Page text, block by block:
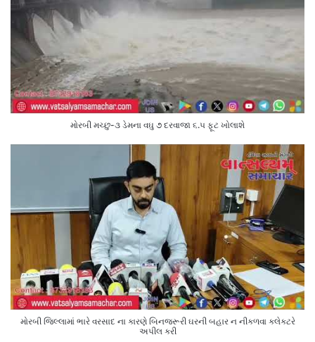
મોરબી મચ્છુ-૩ ડેમના વઘુ ૭ દરવાજા ૬.૫ ફૂટ ખોલાશે
મોરબી જિલ્લામાં ભારે વરસાદ ના કારણે બિનજરૂરી ઘરની બહાર ન નીકળવા કલેક્ટરે
અપીલ કરી